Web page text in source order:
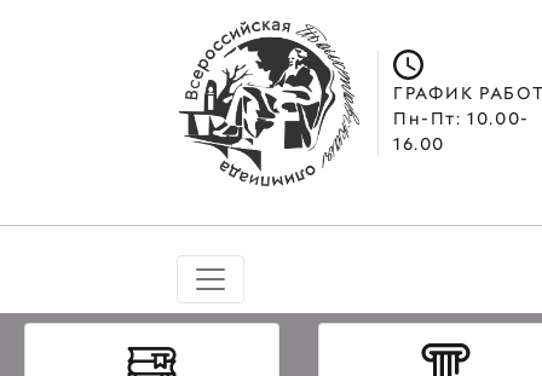
ГРАФИК
Пн-Пт: 10.00-
16.00